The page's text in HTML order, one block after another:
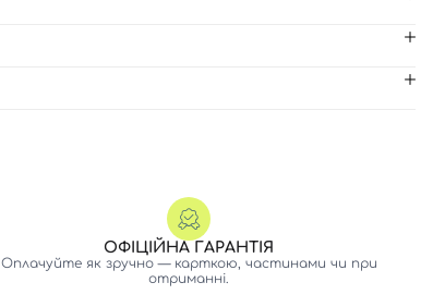
ОФІЦІЙНА ГАРАНТІЯ
Оплачуйте як зручно — карткою, частинами чи при
отриманні.